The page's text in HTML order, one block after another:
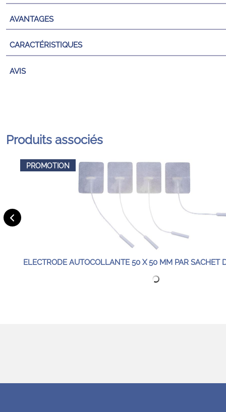
AVANTAGES
CARACTÉRISTIQUES
AVIS
Produits associés
PROMOTION
ELECTRODE AUTOCOLLANTE 50 X 50 MM PAR SACHET